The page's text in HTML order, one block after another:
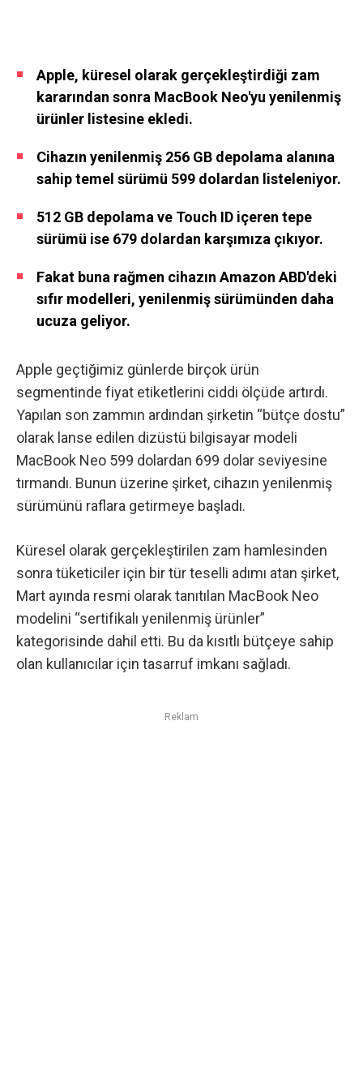
Apple, küresel olarak gerçekleştirdiği zam
kararından sonra MacBook Neo'yu yenilenmiş
ürünler listesine ekledi.
Cihazın yenilenmiş 256 GB depolama alanına
sahip temel sürümü 599 dolardan listeleniyor.
512 GB depolama ve Touch ID içeren tepe
sürümü ise 679 dolardan karşımıza çıkıyor.
Fakat buna rağmen cihazın Amazon ABD'deki
sıfır modelleri, yenilenmiş sürümünden daha
ucuza geliyor.
Apple geçtiğimiz günlerde birçok ürün
segmentinde fiyat etiketlerini ciddi ölçüde artırdı.
Yapılan son zammın ardından şirketin “bütçe dostu”
olarak lanse edilen dizüstü bilgisayar modeli
MacBook Neo 599 dolardan 699 dolar seviyesine
tırmandı. Bunun üzerine şirket, cihazın yenilenmiş
sürümünü raflara getirmeye başladı.
Küresel olarak gerçekleştirilen zam hamlesinden
sonra tüketiciler için bir tür teselli adımı atan şirket,
Mart ayında resmi olarak tanıtılan MacBook Neo
modelini “sertifikalı yenilenmiş ürünler”
kategorisinde dahil etti. Bu da kısıtlı bütçeye sahip
olan kullanıcılar için tasarruf imkanı sağladı.
Reklam